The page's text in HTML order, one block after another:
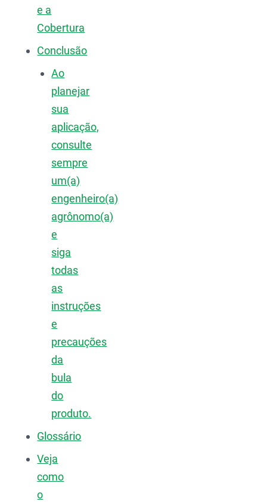
e a
Cobertura
Conclusão
Ao
planejar
sua
aplicação,
consulte
sempre
um(a)
engenheiro(a)
agrônomo(a)
e
siga
todas
as
instruções
e
precauções
da
bula
do
produto.
Glossário
Veja
como
o